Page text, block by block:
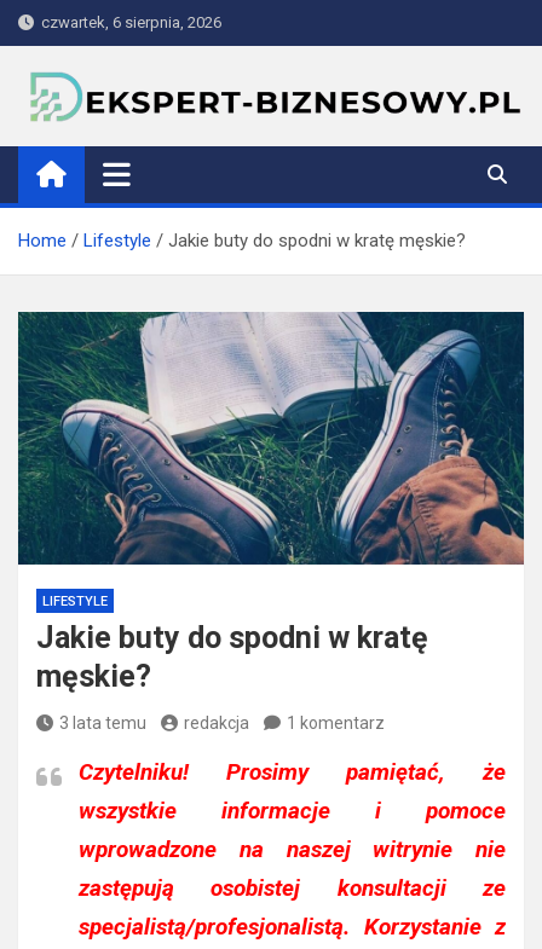
Skip
to
content
czwartek, 6 sierpnia, 2026
ekspert-biznesowy.pl
Home Lifestyle Jakie buty do spodni w kratę męskie?
LIFESTYLE
Jakie buty do spodni w kratę
męskie?
3 lata temu redakcja 1 komentarz
Czytelniku!Prosimy pamiętać, że
wszystkie informacje i pomoce
wprowadzone na naszej witrynie nie
zastępują osobistej konsultacji ze
specjalistą/profesjonalistą. Korzystanie z